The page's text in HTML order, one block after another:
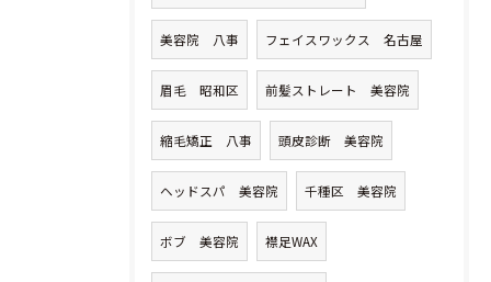
美容院 八事 フェイスワックス 名古屋
眉毛 昭和区 前髪ストレート 美容院
縮毛矯正 八事 頭皮診断 美容院
ヘッドスパ 美容院 千種区 美容院
ボブ 美容院 襟足WAX